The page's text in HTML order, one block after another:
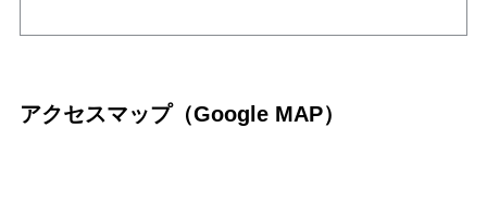
アクセスマップ（Google MAP）